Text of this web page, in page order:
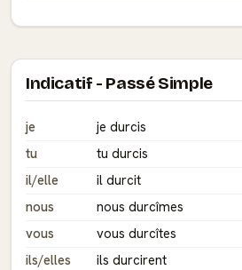
Indicatif - Passé Simple
je
je durcis
tu
tu durcis
il/elle
il durcit
nous
nous durcîmes
vous
vous durcîtes
ils/elles
ils durcirent